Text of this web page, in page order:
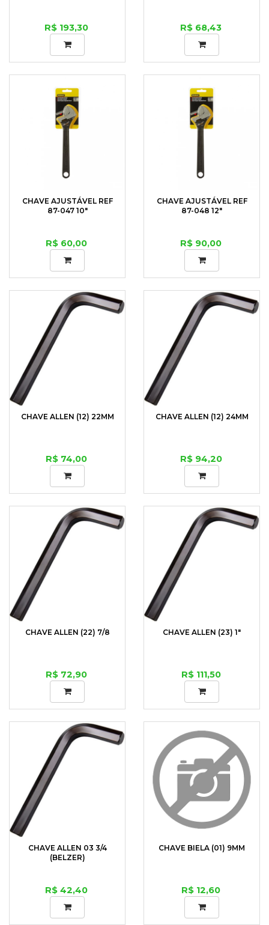
R$ 193,30 R$ 68,43
CHAVE AJUSTÁVEL REF
87-047 10"
R$ 60,00
CHAVE AJUSTÁVEL REF
87-048 12"
R$ 90,00
CHAVE ALLEN (12) 22MM
R$ 74,00
CHAVE ALLEN (12) 24MM
R$ 94,20
CHAVE ALLEN (22) 7/8
R$ 72,90
CHAVE ALLEN (23) 1"
R$ 111,50
CHAVE ALLEN 03 3/4
(BELZER)
R$ 42,40
CHAVE BIELA (01) 9MM
R$ 12,60